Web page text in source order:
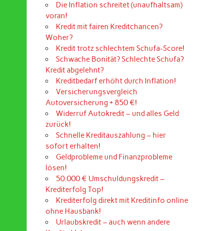
Die Inflation schreitet (unaufhaltsam)
voran!
Kredit mit fairen Kreditchancen?
Woher?
Kredit trotz schlechtem Schufa-Score!
Schwache Bonität? Schlechte Schufa?
Kredit abgelehnt?
Kreditbedarf erhöht durch Inflation!
Versicherungsvergleich
Autoversicherung + 850 €!
Widerruf Autokredit – und alles Geld
zurück!
Schnelle Kreditauszahlung – hier
sofort erhalten!
Geldprobleme und Finanzprobleme
lösen!
50.000 € Umschuldungskredit –
Krediterfolg Top!
Krediterfolg direkt mit Kreditinfo online
ohne Hausbank!
Urlaubskredit – auch wenn andere